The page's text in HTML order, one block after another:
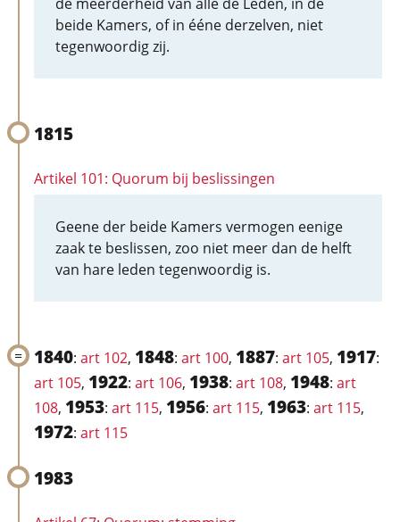
beide Kamers, of in ééne derzelven, niet
tegenwoordig zij.
1815
Artikel 101: Quorum bij beslissingen
Geene der beide Kamers vermogen eenige
zaak te beslissen, zoo niet meer dan de helft
van hare leden tegenwoordig is.
1840: art 102, 1848: art 100, 1887: art 105, 1917:
art 105, 1922: art 106, 1938: art 108, 1948: art
108, 1953: art 115, 1956: art 115, 1963: art 115,
1972: art 115
1983